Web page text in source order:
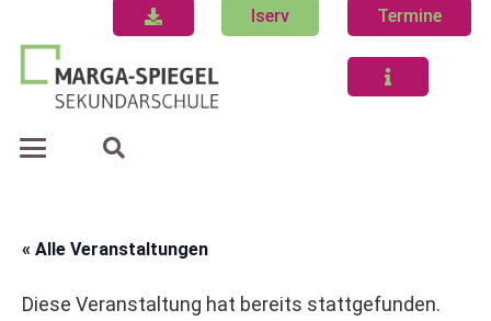
Iserv Termine
« Alle Veranstaltungen
Diese Veranstaltung hat bereits stattgefunden.